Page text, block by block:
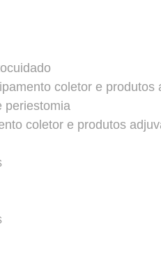
coletor e produtos
periestomia
coletor e produtos